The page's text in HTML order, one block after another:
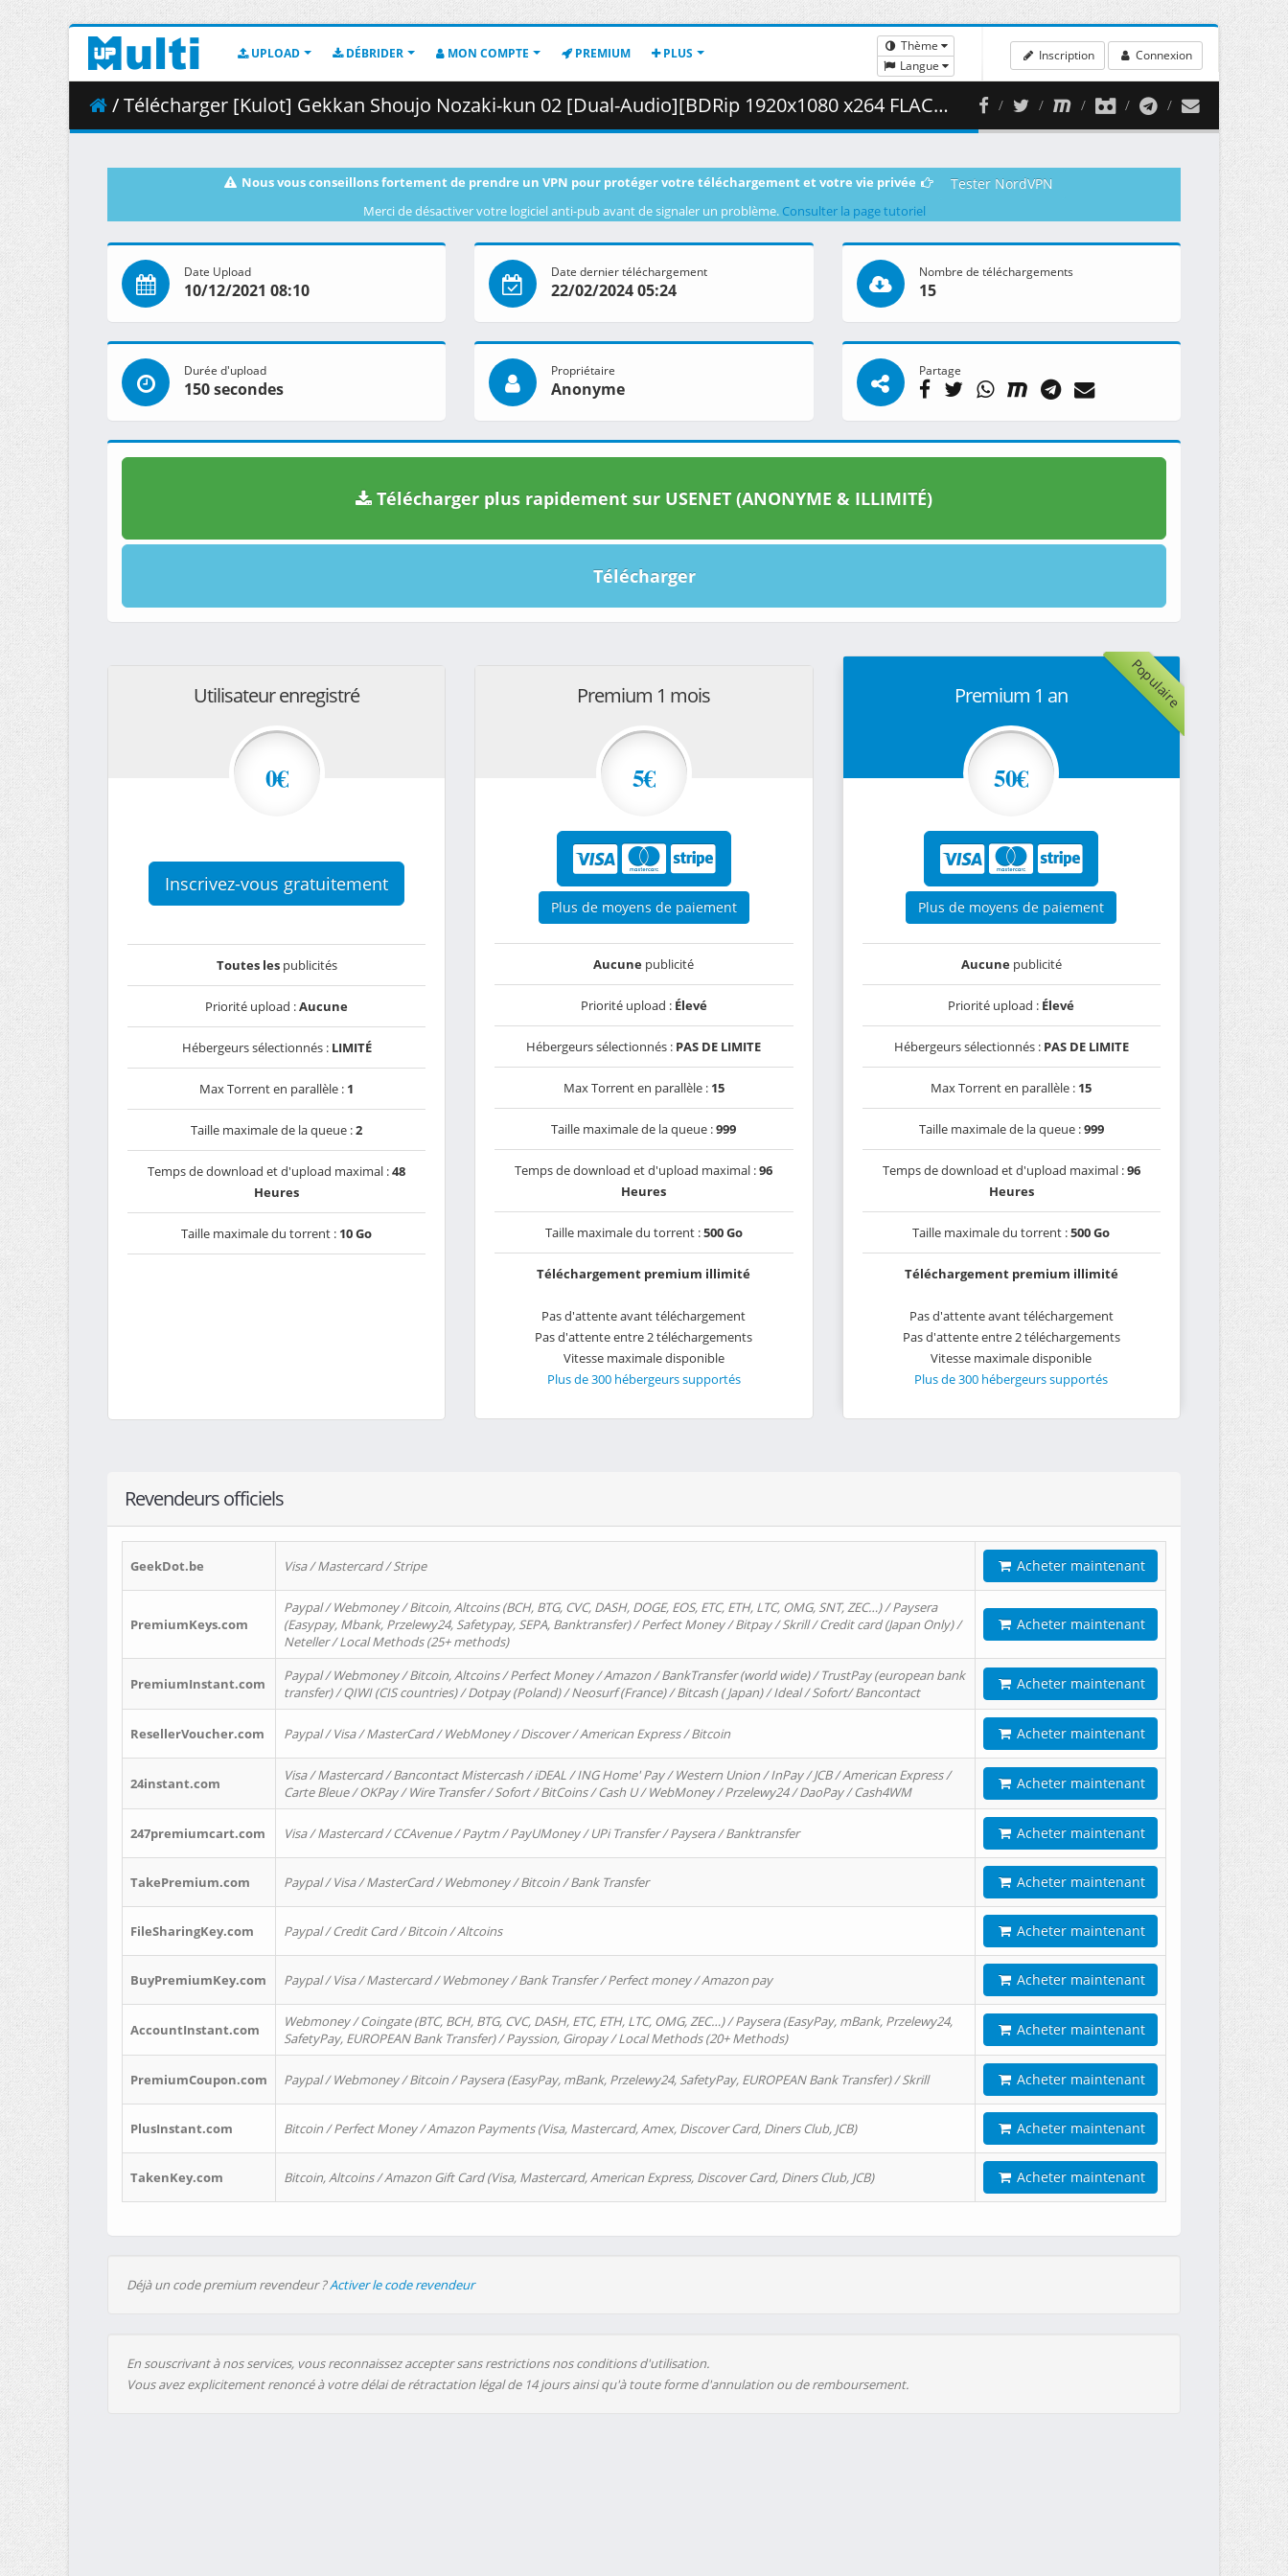
UPLOAD DÉBRIDER MON COMPTE PREMIUM PLUS
Thème
Langue
Inscription Connexion
/ Télécharger [Kulot] Gekkan Shoujo Nozaki-kun 02 [Dual-Audio][BDRip 1920x1080 x264 FLACx2] [713707B1].mkv.002 ( 435.61 MB )
Nous vous conseillons fortement de prendre un VPN pour protéger votre téléchargement et votre vie privée Tester NordVPN
Merci de désactiver votre logiciel anti-pub avant de signaler un problème. Consulter la page tutoriel
Date Upload
10/12/2021 08:10
Date dernier téléchargement
22/02/2024 05:24
Nombre de téléchargements
15
Durée d'upload
150 secondes
Propriétaire
Anonyme
Partage
Télécharger plus rapidement sur USENET (ANONYME & ILLIMITÉ)
Télécharger
Utilisateur enregistré
0€
Inscrivez-vous gratuitement
Toutes lespublicités
Priorité upload :Aucune
Hébergeurs sélectionnés : LIMITÉ
Max Torrent en parallèle : 1
Taille maximale de la queue :2
Temps de download et d'upload maximal :48
Heures
Taille maximale du torrent : 10 Go
Premium 1 mois
5€
Plus de moyens de paiement
Aucune publicité
Priorité upload : Élevé
Hébergeurs sélectionnés : PAS DE LIMITE
Max Torrent en parallèle : 15
Taille maximale de la queue :999
Temps de download et d'upload maximal :96
Heures
Taille maximale du torrent :500 Go
Téléchargement premium illimité
Pas d'attente avant téléchargement
Pas d'attente entre 2 téléchargements
Vitesse maximale disponible
Plus de 300 hébergeurs supportés
Populaire
Premium 1 an
50€
Plus de moyens de paiement
Aucunepublicité
Priorité upload : Élevé
Hébergeurs sélectionnés : PAS DE LIMITE
Max Torrent en parallèle : 15
Taille maximale de la queue :999
Temps de download et d'upload maximal :96
Heures
Taille maximale du torrent :500 Go
Téléchargement premium illimité
Pas d'attente avant téléchargement
Pas d'attente entre 2 téléchargements
Vitesse maximale disponible
Plus de 300 hébergeurs supportés
Revendeurs officiels
GeekDot.be Visa / Mastercard / Stripe Acheter maintenant
PremiumKeys.com
Paypal / Webmoney / Bitcoin, Altcoins (BCH, BTG, CVC, DASH, DOGE, EOS, ETC, ETH, LTC, OMG, SNT, ZEC…) / Paysera
(Easypay, Mbank, Przelewy24, Safetypay, SEPA, Banktransfer) / Perfect Money / Bitpay / Skrill / Credit card (Japan Only) /
Neteller / Local Methods (25+ methods)
Acheter maintenant
PremiumInstant.com
Paypal / Webmoney / Bitcoin, Altcoins / Perfect Money / Amazon / BankTransfer (world wide) / TrustPay (european bank
transfer) / QIWI (CIS countries) / Dotpay (Poland) / Neosurf (France) / Bitcash ( Japan) / Ideal / Sofort/ Bancontact
Acheter maintenant
ResellerVoucher.com Paypal / Visa / MasterCard / WebMoney / Discover / American Express / Bitcoin Acheter maintenant
24instant.com
Visa / Mastercard / Bancontact Mistercash / iDEAL / ING Home' Pay / Western Union / InPay / JCB / American Express /
Carte Bleue / OKPay / Wire Transfer / Sofort / BitCoins / Cash U / WebMoney / Przelewy24 / DaoPay / Cash4WM
Acheter maintenant
247premiumcart.com Visa / Mastercard / CCAvenue / Paytm / PayUMoney / UPi Transfer / Paysera / Banktransfer Acheter maintenant
TakePremium.com Paypal / Visa / MasterCard / Webmoney / Bitcoin / Bank Transfer Acheter maintenant
FileSharingKey.com Paypal / Credit Card / Bitcoin / Altcoins Acheter maintenant
BuyPremiumKey.com Paypal / Visa / Mastercard / Webmoney / Bank Transfer / Perfect money / Amazon pay Acheter maintenant
AccountInstant.com
Webmoney / Coingate (BTC, BCH, BTG, CVC, DASH, ETC, ETH, LTC, OMG, ZEC…) / Paysera (EasyPay, mBank, Przelewy24,
SafetyPay, EUROPEAN Bank Transfer) / Payssion, Giropay / Local Methods (20+ Methods)
Acheter maintenant
PremiumCoupon.com Paypal / Webmoney / Bitcoin / Paysera (EasyPay, mBank, Przelewy24, SafetyPay, EUROPEAN Bank Transfer) / Skrill Acheter maintenant
PlusInstant.com Bitcoin / Perfect Money / Amazon Payments (Visa, Mastercard, Amex, Discover Card, Diners Club, JCB) Acheter maintenant
TakenKey.com Bitcoin, Altcoins / Amazon Gift Card (Visa, Mastercard, American Express, Discover Card, Diners Club, JCB) Acheter maintenant
Déjà un code premium revendeur ?Activer le code revendeur
En souscrivant à nos services, vous reconnaissez accepter sans restrictions nos conditions d'utilisation.
Vous avez explicitement renoncé à votre délai de rétractation légal de 14 jours ainsi qu'à toute forme d'annulation ou de remboursement.